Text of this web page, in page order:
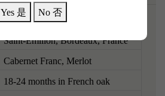
Yes 是 No 否
Saint-Émilion, Bordeaux, France
Cabernet Franc, Merlot
18-24 months in French oak